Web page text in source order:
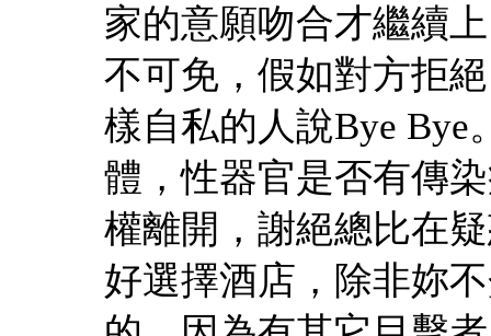
家的意願吻合才繼續
不可免，假如對方拒
樣自私的人說Bye Bye
體，性器官是否有傳
權離開，謝絕總比在
好選擇酒店，除非妳